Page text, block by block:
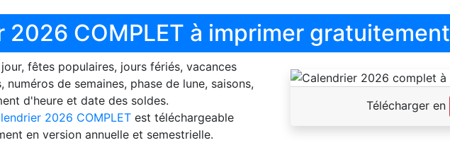
2026 COMPLET à imprimer gratuitement
fêtes populaires, jours fériés, vacances
numéros de semaines, phase de lune, saisons,
d'heure et date des soldes.
2026 COMPLET est téléchargeable
en version annuelle et semestrielle.
Télécharger en